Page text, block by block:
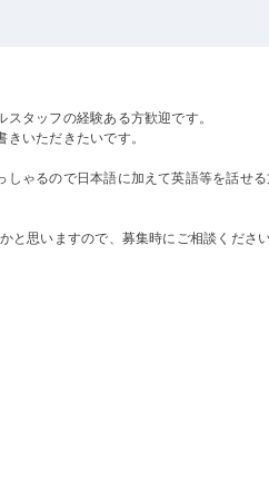
タッフの経験ある方歓迎です。
いただきたいです。
しゃるので日本語に加えて英語等を話せ
と思いますので、募集時にご相談くださ